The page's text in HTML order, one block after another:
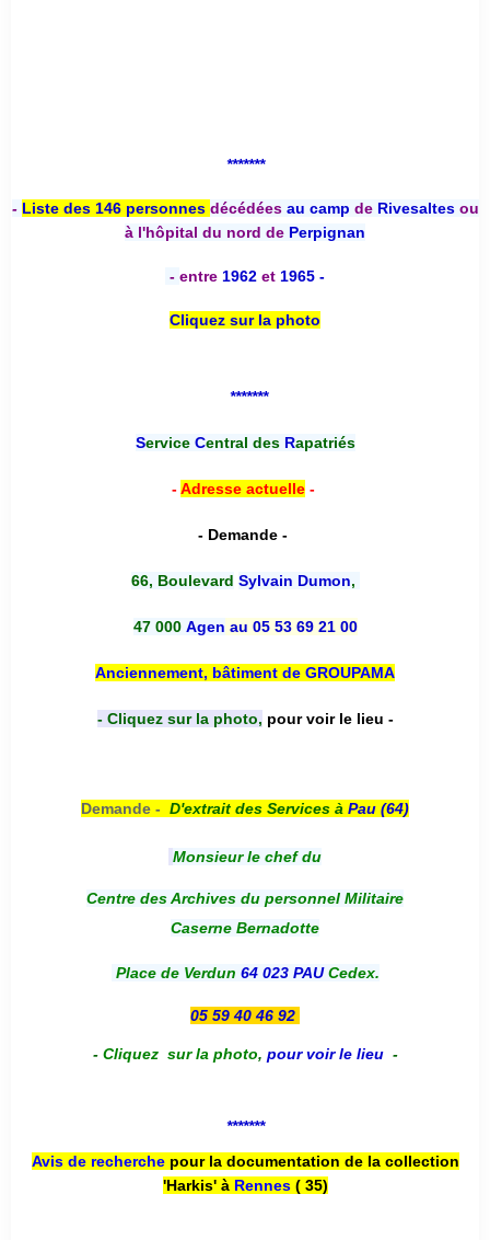
*******
- Liste des 146 personnes décédées au camp deRivesaltesou
à l'hôpital du nord de Perpignan
- entre 1962 et 1965 -
Cliquez sur la photo
*******
Service Central desRapatriés
-Adresse actuelle-
- Demande -
66, Boulevard Sylvain Dumon,
47 000 Agen au 05 53 69 21 00
Anciennement, bâtiment de GROUPAMA
- Cliquez sur la photo, pour voir le lieu -
Demande - D'extrait des Services à Pau (64)
Monsieur le chef du
Centre des Archives du personnel Militaire
Caserne Bernadotte
Place de Verdun 64 023 PAUCedex.
05 59 40 46 92
- Cliquez sur la photo, pour voir le lieu -
*******
Avis de recherche pour la documentation de la collection
'Harkis' à Rennes( 35)